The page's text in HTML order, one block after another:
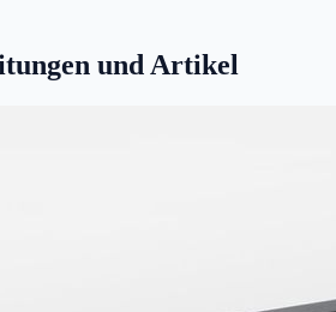
und Artikel